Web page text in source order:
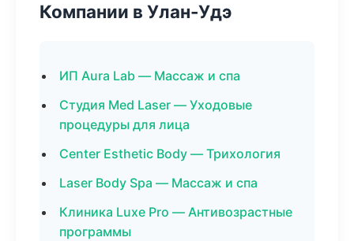
Компании в Улан-Удэ
ИП Aura Lab — Массаж и спа
Студия Med Laser — Уходовые
процедуры для лица
Center Esthetic Body — Трихология
Laser Body Spa — Массаж и спа
Клиника Luxe Pro — Антивозрастные
программы